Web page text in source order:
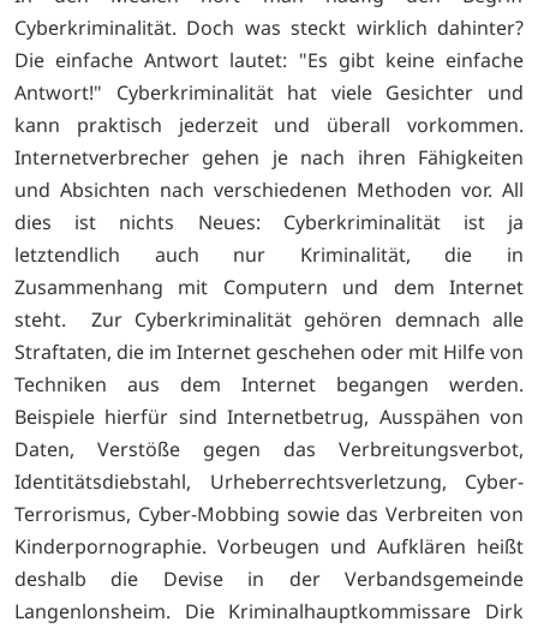
Cyberkriminalität. Doch was steckt wirklich dahinter?
Die einfache Antwort lautet: "Es gibt keine einfache
Antwort!" Cyberkriminalität hat viele Gesichter und
kann praktisch jederzeit und überall vorkommen.
Internetverbrecher gehen je nach ihren Fähigkeiten
und Absichten nach verschiedenen Methoden vor. All
dies ist nichts Neues: Cyberkriminalität ist ja
letztendlich auch nur Kriminalität, die in
Zusammenhang mit Computern und dem Internet
steht. Zur Cyberkriminalität gehören demnach alle
Straftaten, die im Internet geschehen oder mit Hilfe von
Techniken aus dem Internet begangen werden.
Beispiele hierfür sind Internetbetrug, Ausspähen von
Daten, Verstöße gegen das Verbreitungsverbot,
Identitätsdiebstahl, Urheberrechtsverletzung, Cyber-
Terrorismus, Cyber-Mobbing sowie das Verbreiten von
Kinderpornographie. Vorbeugen und Aufklären heißt
deshalb die Devise in der Verbandsgemeinde
Langenlonsheim. Die Kriminalhauptkommissare Dirk